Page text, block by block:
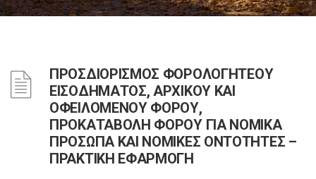
ΠΡΟΣΔΙΟΡΙΣΜΟΣ ΦΟΡΟΛΟΓΗΤΕΟΥ
ΕΙΣΟΔΗΜΑΤΟΣ, ΑΡΧΙΚΟΥ ΚΑΙ
ΟΦΕΙΛΟΜΕΝΟΥ ΦΟΡΟΥ,
ΠΡΟΚΑΤΑΒΟΛΗ ΦΟΡΟΥ ΓΙΑ ΝΟΜΙΚΑ
ΠΡΟΣΩΠΑ ΚΑΙ ΝΟΜΙΚΕΣ ΟΝΤΟΤΗΤΕΣ –
ΠΡΑΚΤΙΚΗ ΕΦΑΡΜΟΓΗ